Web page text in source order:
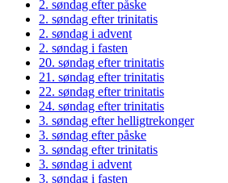
2. søndag efter påske
2. søndag efter trinitatis
2. søndag i advent
2. søndag i fasten
20. søndag efter trinitatis
21. søndag efter trinitatis
22. søndag efter trinitatis
24. søndag efter trinitatis
3. søndag efter helligtrekonger
3. søndag efter påske
3. søndag efter trinitatis
3. søndag i advent
3. søndag i fasten